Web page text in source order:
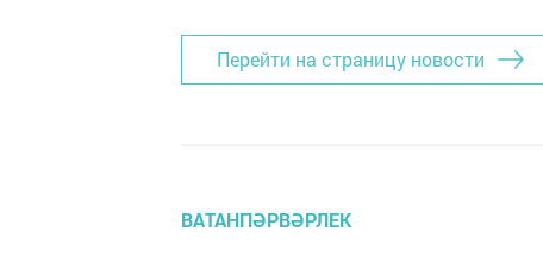
Перейти на страницу новости
ВАТАНПӘРВӘРЛЕК